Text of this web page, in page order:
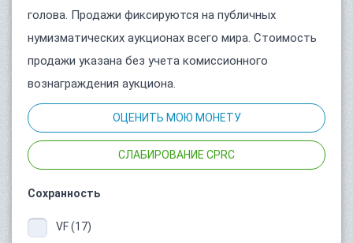
голова. Продажи фиксируются на публичных
нумизматических аукционах всего мира. Стоимость
продажи указана без учета комиссионного
вознаграждения аукциона.
ОЦЕНИТЬ МОЮ МОНЕТУ
СЛАБИРОВАНИЕ CPRC
Сохранность
VF (17)